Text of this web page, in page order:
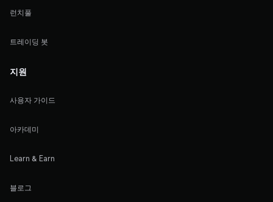
런치풀
트레이딩 봇
지원
사용자 가이드
아카데미
Learn & Earn
블로그